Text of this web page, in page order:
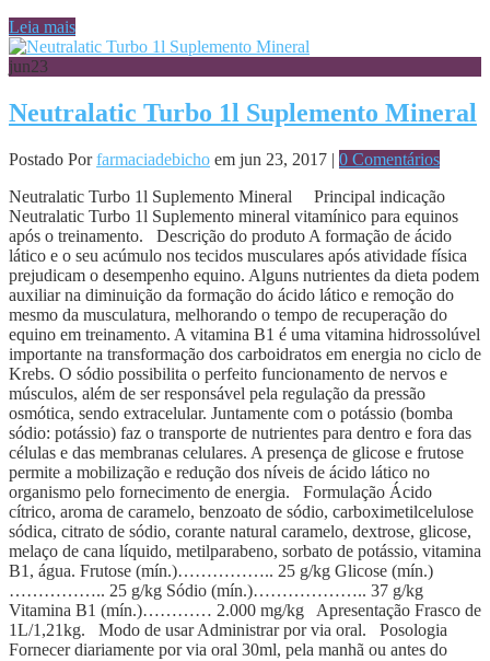
Leia mais
jun23
Neutralatic Turbo 1l Suplemento Mineral
Postado Porfarmaciadebicho em jun 23, 2017 | 0 Comentários
Neutralatic Turbo 1l Suplemento Mineral Principal indicação
Neutralatic Turbo 1l Suplemento mineral vitamínico para equinos
após o treinamento. Descrição do produto A formação de ácido
lático e o seu acúmulo nos tecidos musculares após atividade física
prejudicam o desempenho equino. Alguns nutrientes da dieta podem
auxiliar na diminuição da formação do ácido lático e remoção do
mesmo da musculatura, melhorando o tempo de recuperação do
equino em treinamento. A vitamina B1 é uma vitamina hidrossolúvel
importante na transformação dos carboidratos em energia no ciclo de
Krebs. O sódio possibilita o perfeito funcionamento de nervos e
músculos, além de ser responsável pela regulação da pressão
osmótica, sendo extracelular. Juntamente com o potássio (bomba
sódio: potássio) faz o transporte de nutrientes para dentro e fora das
células e das membranas celulares. A presença de glicose e frutose
permite a mobilização e redução dos níveis de ácido lático no
organismo pelo fornecimento de energia. Formulação Ácido
cítrico, aroma de caramelo, benzoato de sódio, carboximetilcelulose
sódica, citrato de sódio, corante natural caramelo, dextrose, glicose,
melaço de cana líquido, metilparabeno, sorbato de potássio, vitamina
B1, água. Frutose (mín.)…………….. 25 g/kg Glicose (mín.)
…………….. 25 g/kg Sódio (mín.)……………….. 37 g/kg
Vitamina B1 (mín.)………… 2.000 mg/kg Apresentação Frasco de
1L/1,21kg. Modo de usar Administrar por via oral. Posologia
Fornecer diariamente por via oral 30ml, pela manhã ou antes do